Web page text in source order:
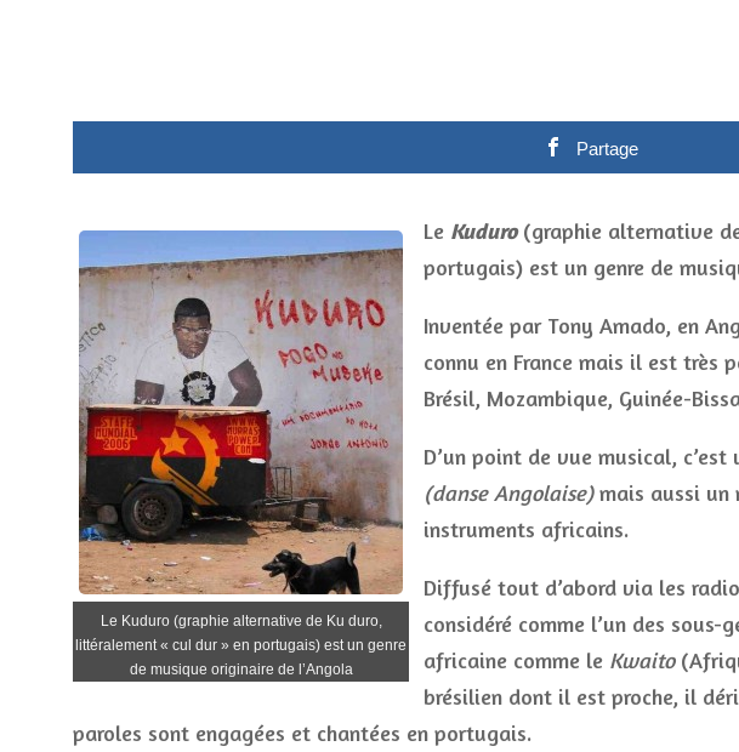
Partage
Le Kuduro (graphie alternative de Ku duro,
littéralement « cul dur » en portugais) est un genre
de musique originaire de l’Angola
Le Kuduro(graphie alternative
portugais) est un genre de
Inventée par Tony Amado, en
connu en France mais il est très
Brésil, Mozambique, Guinée-
D’un point de vue musical, c’est
(danse Angolaise)mais aussi un
instruments africains.
Diffusé tout d’abord via les
considéré comme l’un des
africaine comme le Kwaito
brésilien dont il est proche, il
paroles sont engagées et chantées en portugais.